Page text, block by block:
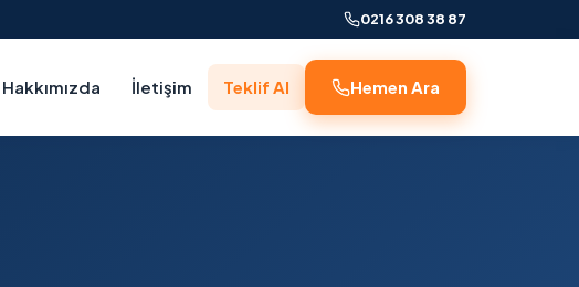
0216 308 38 87
Hakkımızda İletişim Teklif Al Hemen Ara